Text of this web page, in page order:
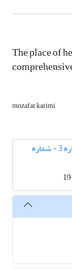
The place of
mozafar karimi
دوره 3، شماره 3 - شماره